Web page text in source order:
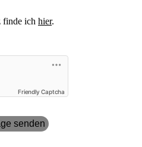
finde ich hier.
Friendly Captcha
senden